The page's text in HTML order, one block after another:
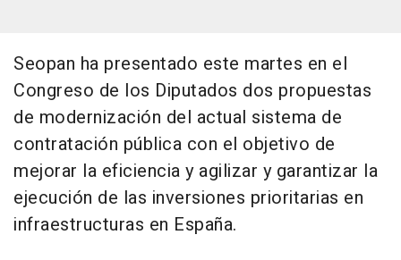
Seopan ha presentado este martes en el
Congreso de los Diputados dos propuestas
de modernización del actual sistema de
contratación pública con el objetivo de
mejorar la eficiencia y agilizar y garantizar la
ejecución de las inversiones prioritarias en
infraestructuras en España.